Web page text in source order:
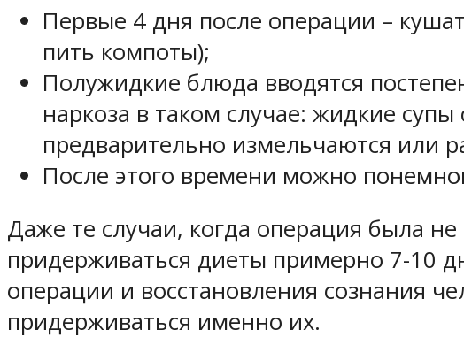
Первые 4 дня после операции –
пить компоты);
Полужидкие блюда вводятся
наркоза в таком случае: жидкие
предварительно измельчаются или
После этого времени можно
Даже те случаи, когда операция была
придерживаться диеты примерно 7-10
операции и восстановления сознания
придерживаться именно их.